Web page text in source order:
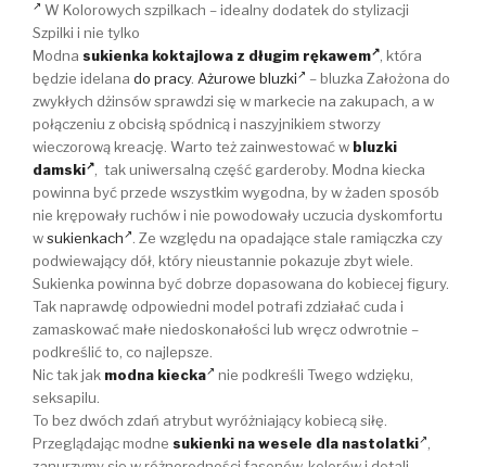
W Kolorowych szpilkach – idealny dodatek do stylizacji
Szpilki i nie tylko
Modna sukienka koktajlowa z długim rękawem
, która
będzie idelana do pracy. Ażurowe bluzki
– bluzka Założona do
zwykłych dżinsów sprawdzi się w markecie na zakupach, a w
połączeniu z obcisłą spódnicą i naszyjnikiem stworzy
wieczorową kreację. Warto też zainwestować w bluzki
damski
, tak uniwersalną część garderoby. Modna kiecka
powinna być przede wszystkim wygodna, by w żaden sposób
nie krępowały ruchów i nie powodowały uczucia dyskomfortu
wsukienkach
. Ze względu na opadające stale ramiączka czy
podwiewający dół, który nieustannie pokazuje zbyt wiele.
Sukienka powinna być dobrze dopasowana do kobiecej figury.
Tak naprawdę odpowiedni model potrafi zdziałać cuda i
zamaskować małe niedoskonałości lub wręcz odwrotnie –
podkreślić to, co najlepsze.
Nic tak jak modna kiecka
nie podkreśli Twego wdzięku,
seksapilu.
To bez dwóch zdań atrybut wyróżniający kobiecą siłę.
Przeglądając modne sukienki na wesele dla nastolatki